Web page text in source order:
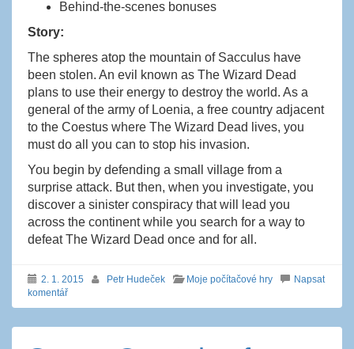
Behind-the-scenes bonuses
Story:
The spheres atop the mountain of Sacculus have
been stolen. An evil known as The Wizard Dead
plans to use their energy to destroy the world. As a
general of the army of Loenia, a free country adjacent
to the Coestus where The Wizard Dead lives, you
must do all you can to stop his invasion.
You begin by defending a small village from a
surprise attack. But then, when you investigate, you
discover a sinister conspiracy that will lead you
across the continent while you search for a way to
defeat The Wizard Dead once and for all.
2. 1. 2015 Petr Hudeček Moje počítačové hry
Napsat
komentář